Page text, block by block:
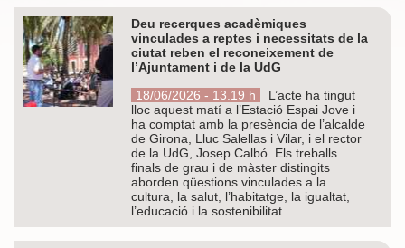
Deu recerques acadèmiques
vinculades a reptes i necessitats de la
ciutat reben el reconeixement de
l’Ajuntament i de la UdG
18/06/2026 - 13.19 h
L’acte ha tingut
lloc aquest matí a l’Estació Espai Jove i
ha comptat amb la presència de l’alcalde
de Girona, Lluc Salellas i Vilar, i el rector
de la UdG, Josep Calbó. Els treballs
finals de grau i de màster distingits
aborden qüestions vinculades a la
cultura, la salut, l’habitatge, la igualtat,
l’educació i la sostenibilitat